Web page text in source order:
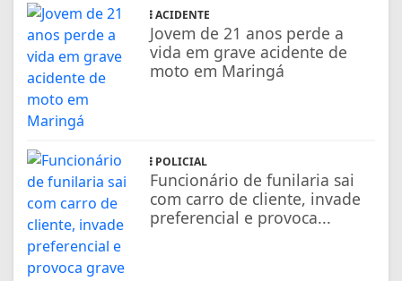
ACIDENTE
Jovem de 21 anos perde a
vida em grave acidente de
moto em Maringá
POLICIAL
Funcionário de funilaria sai
com carro de cliente, invade
preferencial e provoca...